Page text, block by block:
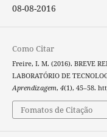
08-08-2016
Como Citar
Freire, I. M. (2016). BREVE
LABORATÓRIO DE
Aprendizagem, 4(1), 45–58.
Fomatos de Citação